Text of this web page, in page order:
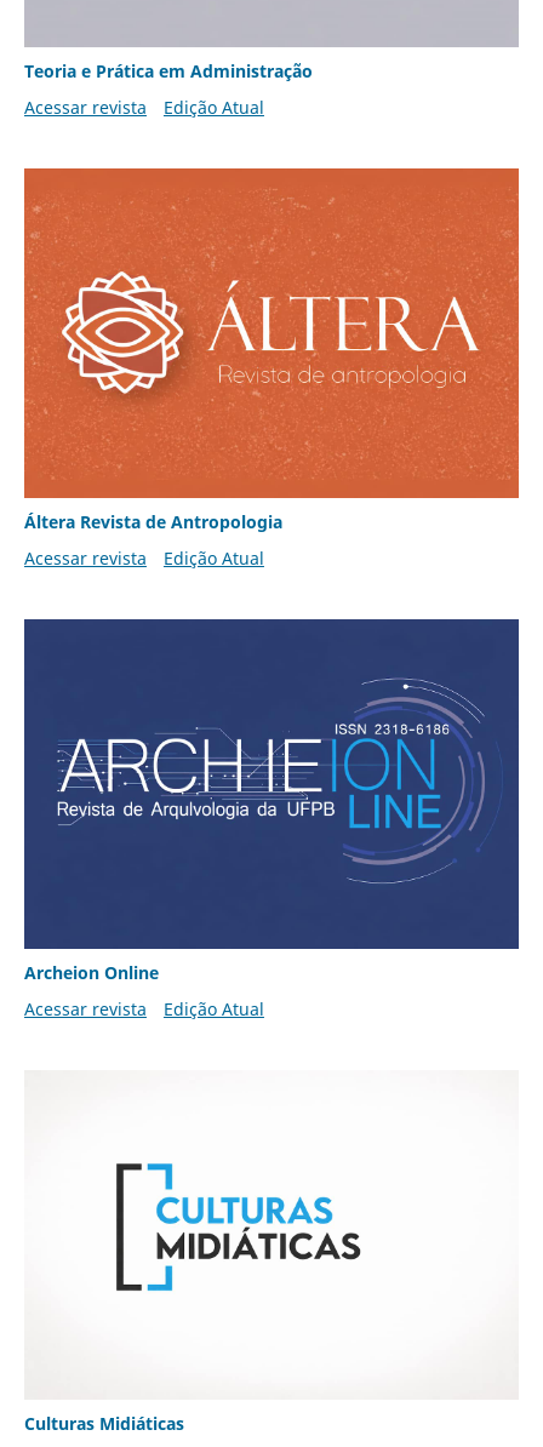
Teoria e Prática em Administração
Acessar revista
Edição Atual
Áltera Revista de Antropologia
Acessar revista
Edição Atual
Archeion Online
Acessar revista
Edição Atual
Culturas Midiáticas